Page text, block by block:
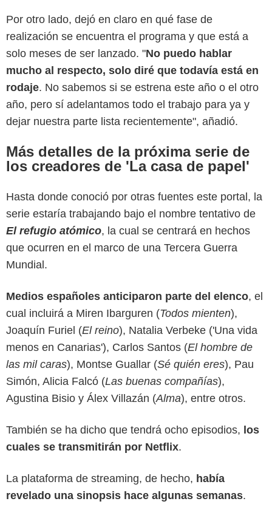
Por otro lado, dejó en claro en qué fase de
realización se encuentra el programa y que está a
solo meses de ser lanzado. "No puedo hablar
mucho al respecto, solo diré que todavía está en
rodaje. No sabemos si se estrena este año o el otro
año, pero sí adelantamos todo el trabajo para ya y
dejar nuestra parte lista recientemente", añadió.
Más detalles de la próxima serie de
los creadores de 'La casa de papel'
Hasta donde conoció por otras fuentes este portal, la
serie estaría trabajando bajo el nombre tentativo de
El refugio atómico, la cual se centrará en hechos
que ocurren en el marco de una Tercera Guerra
Mundial.
Medios españoles anticiparon parte del elenco, el
cual incluirá a Miren Ibarguren (Todos mienten),
Joaquín Furiel (El reino), Natalia Verbeke ('Una vida
menos en Canarias'), Carlos Santos (El hombre de
las mil caras), Montse Guallar (Sé quién eres), Pau
Simón, Alicia Falcó (Las buenas compañías),
Agustina Bisio y Álex Villazán (Alma), entre otros.
También se ha dicho que tendrá ocho episodios, los
cuales se transmitirán por Netflix.
La plataforma de streaming, de hecho, había
revelado una sinopsis hace algunas semanas.
Netflix